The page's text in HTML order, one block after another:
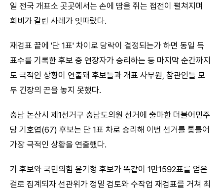
일 전국 개표소 곳곳에서는 손에 땀을 쥐는 접전이 펼쳐지며
희비가 갈린 사례가 잇따랐다.
재검표 끝에 '단 1표' 차이로 당락이 결정되는가 하면 동일 득
표수를 기록한 후보 중 연장자가 승리하는 등 마지막 순간까지
도 극적인 상황이 연출돼 후보들과 개표 사무원, 참관인들 모
두 긴장의 끈을 놓지 못했다.
충남 논산시 제1선거구 충남도의원 선거에 출마한 더불어민주
당 기호엽(67) 후보는 단 1표 차로 승리해 이번 선거를 통틀어
가장 극적인 상황을 연출했다.
기 후보와 국민의힘 윤기형 후보가 똑같이 1만1592표를 얻은
걸로 집계되자 선관위가 정밀 검토와 수작업 재검표를 거쳐 최